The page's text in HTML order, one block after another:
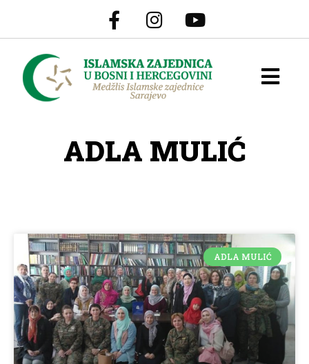
ADLA MULIĆ
ADLA MULIĆ